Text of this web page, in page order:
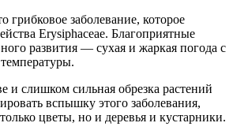
грибковое заболевание, которое
Erysiphaceae. Благоприятные
развития — сухая и жаркая погода с
и слишком сильная обрезка растений
вспышку этого заболевания,
цветы, но и деревья и кустарники.